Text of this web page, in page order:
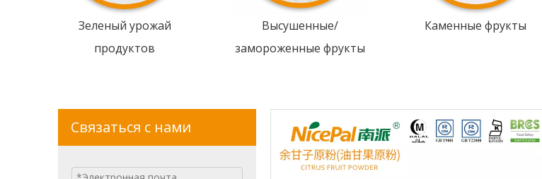
Зеленый урожай
продуктов
Высушенные/
замороженные фрукты
Каменные фрукты
Связаться с нами